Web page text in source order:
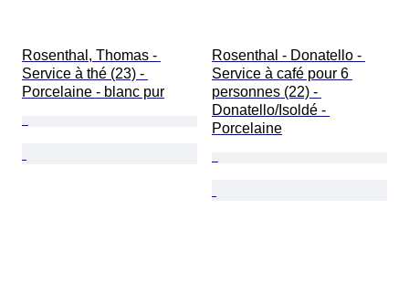
Rosenthal, Thomas -
Service à thé (23) -
Porcelaine - blanc pur
Rosenthal - Donatello -
Service à café pour 6
personnes (22) -
Donatello/Isoldé -
Porcelaine